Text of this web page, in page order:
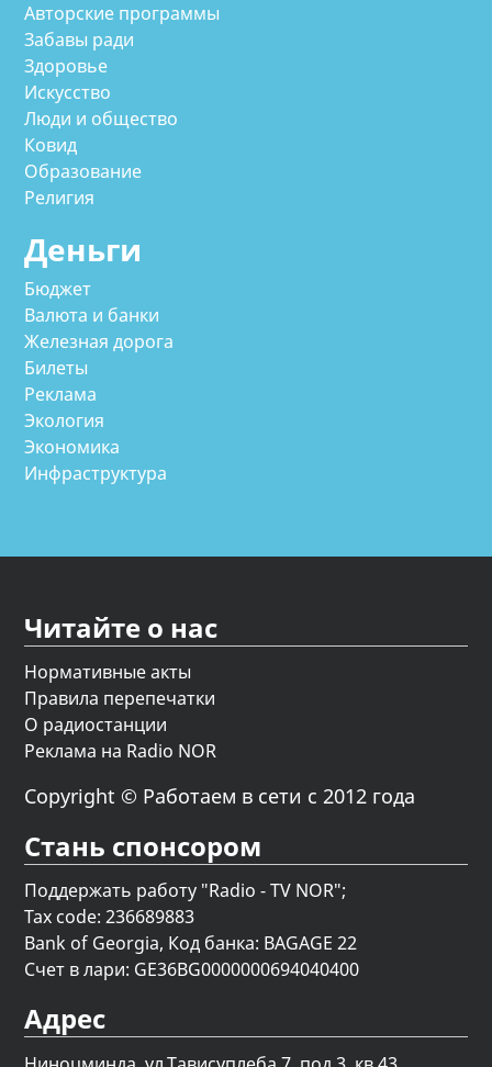
Авторские программы
Забавы ради
Здоровье
Искусство
Люди и общество
Ковид
Образование
Религия
Деньги
Бюджет
Валюта и банки
Железная дорога
Билеты
Реклама
Экология
Экономика
Инфраструктура
Читайте о нас
Нормативные акты
Правила перепечатки
О радиостанции
Реклама на Radio NOR
Copyright © Работаем в сети с 2012 года
Стань спонсором
Поддержать работу "Radio - TV NOR";
Tax code: 236689883
Bank of Georgia, Код банка: BAGAGE 22
Счет в лари: GE36BG0000000694040400
Адрес